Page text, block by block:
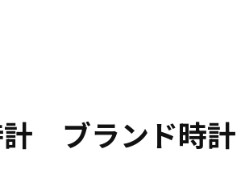
計 ブランド時